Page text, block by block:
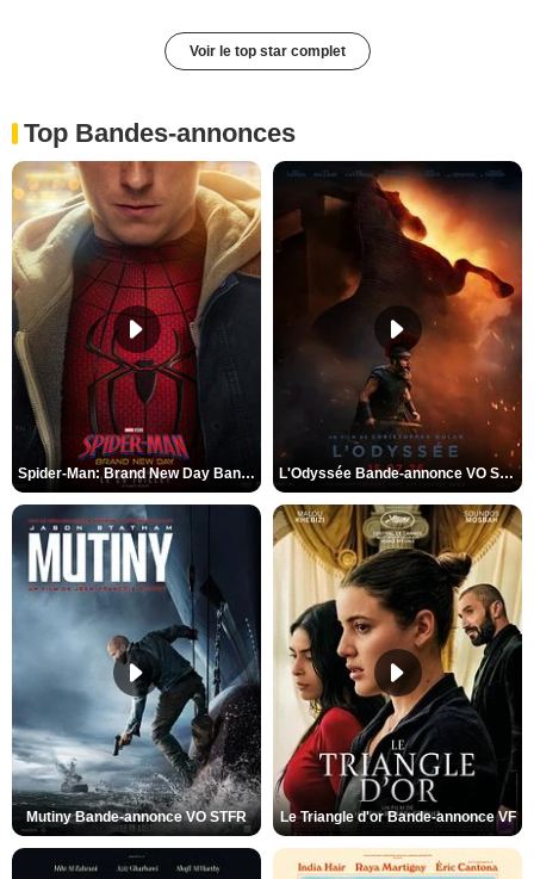
Voir le top star complet
Top Bandes-annonces
Spider-Man: Brand New Day Bande-annonce VO STFR L'Odyssée Bande-annonce VO STFR
Mutiny Bande-annonce VO STFR Le Triangle d'or Bande-annonce VF